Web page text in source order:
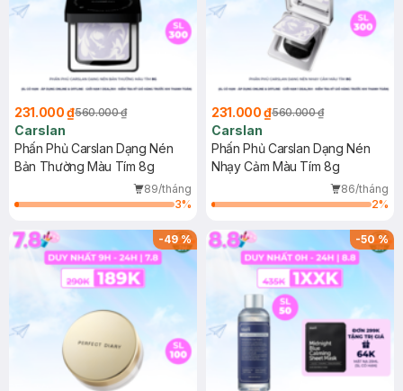
231.000 ₫560.000 ₫
Carslan
Phấn Phủ Carslan Dạng Nén
Bản Thường Màu Tím 8g
89/tháng
3%
231.000 ₫560.000 ₫
Carslan
Phấn Phủ Carslan Dạng Nén
Nhạy Cảm Màu Tím 8g
86/tháng
2%
-49% -50%